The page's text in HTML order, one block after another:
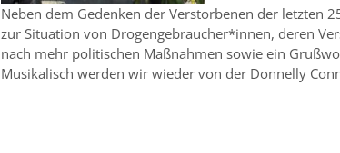
Neben dem Gedenken der Verstorbenen der letzten
zur Situation von Drogengebraucher*innen, deren
nach mehr politischen Maßnahmen sowie ein
Musikalisch werden wir wieder von der Donnelly